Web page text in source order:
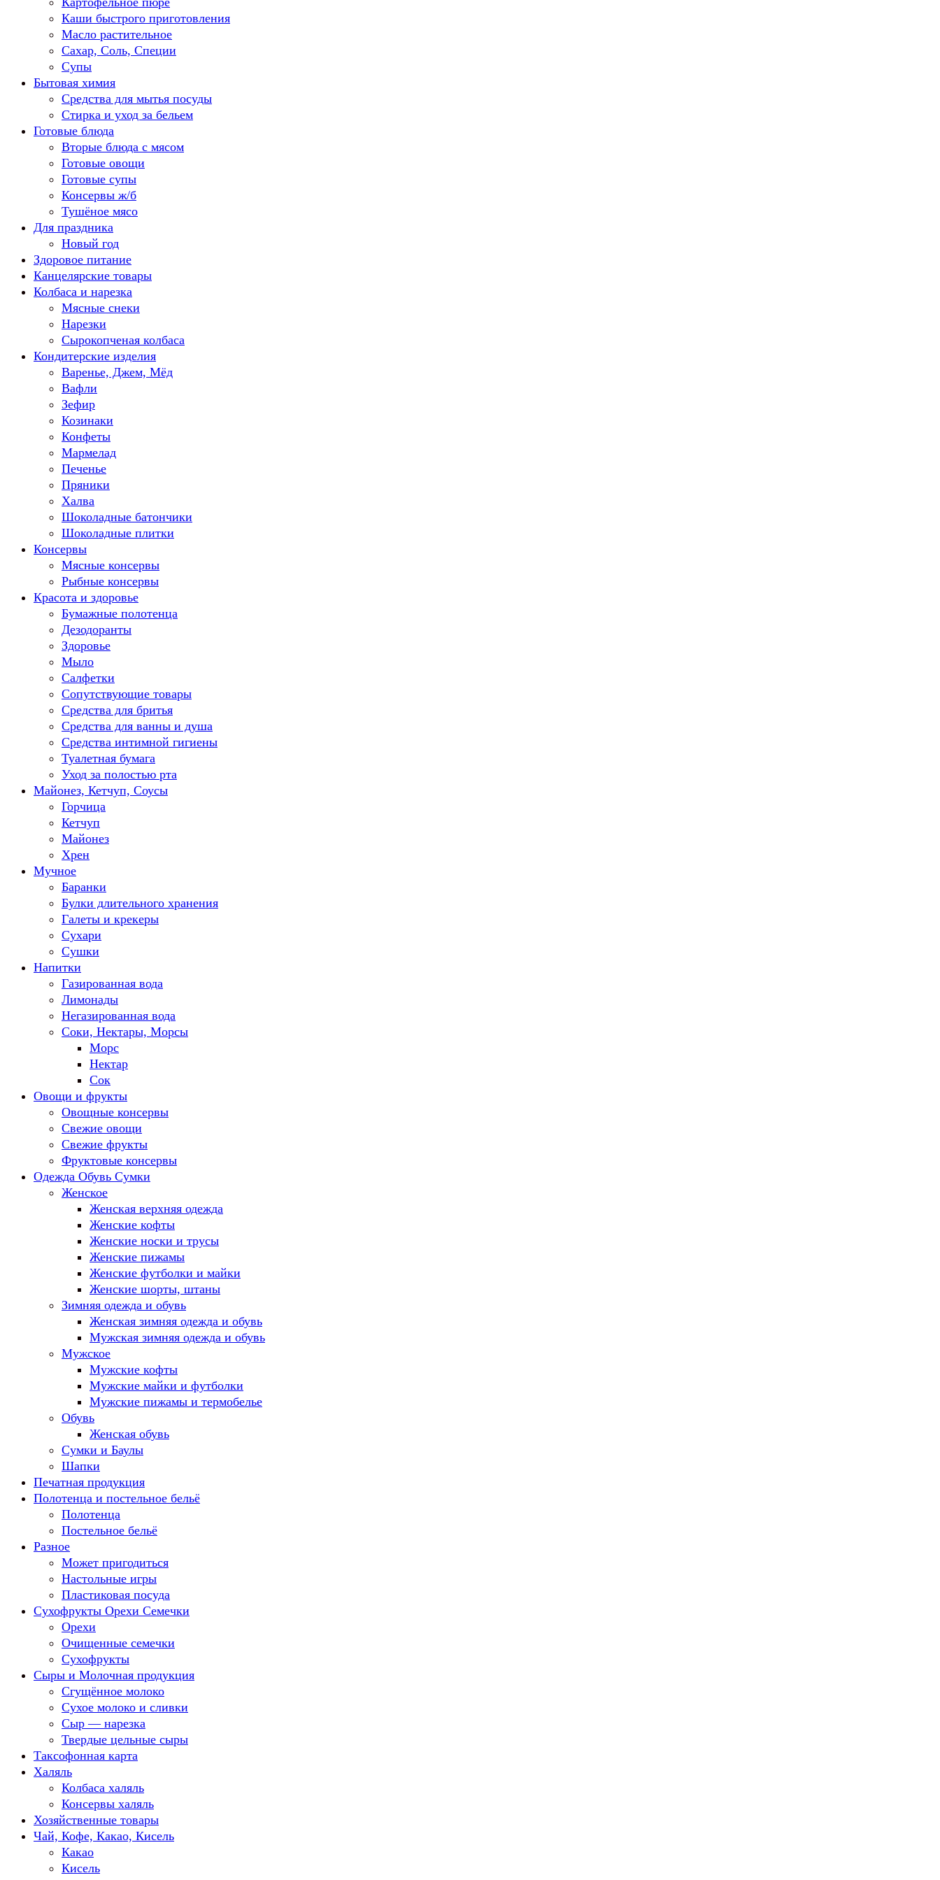
Каши быстрого приготовления
Масло растительное
Сахар, Соль, Специи
Супы
Бытовая химия
Средства для мытья посуды
Стирка и уход за бельем
Готовые блюда
Вторые блюда с мясом
Готовые овощи
Готовые супы
Консервы ж/б
Тушёное мясо
Для праздника
Новый год
Здоровое питание
Канцелярские товары
Колбаса и нарезка
Мясные снеки
Нарезки
Сырокопченая колбаса
Кондитерские изделия
Варенье, Джем, Мёд
Вафли
Зефир
Козинаки
Конфеты
Мармелад
Печенье
Пряники
Халва
Шоколадные батончики
Шоколадные плитки
Консервы
Мясные консервы
Рыбные консервы
Красота и здоровье
Бумажные полотенца
Дезодоранты
Здоровье
Мыло
Салфетки
Сопутствующие товары
Средства для бритья
Средства для ванны и душа
Средства интимной гигиены
Туалетная бумага
Уход за полостью рта
Майонез, Кетчуп, Соусы
Горчица
Кетчуп
Майонез
Хрен
Мучное
Баранки
Булки длительного хранения
Галеты и крекеры
Сухари
Сушки
Напитки
Газированная вода
Лимонады
Негазированная вода
Соки, Нектары, Морсы
Морс
Нектар
Сок
Овощи и фрукты
Овощные консервы
Свежие овощи
Свежие фрукты
Фруктовые консервы
Одежда Обувь Сумки
Женское
Женская верхняя одежда
Женские кофты
Женские носки и трусы
Женские пижамы
Женские футболки и майки
Женские шорты, штаны
Зимняя одежда и обувь
Женская зимняя одежда и обувь
Мужская зимняя одежда и обувь
Мужское
Мужские кофты
Мужские майки и футболки
Мужские пижамы и термобелье
Обувь
Женская обувь
Сумки и Баулы
Шапки
Печатная продукция
Полотенца и постельное бельё
Полотенца
Постельное бельё
Разное
Может пригодиться
Настольные игры
Пластиковая посуда
Сухофрукты Орехи Семечки
Орехи
Очищенные семечки
Сухофрукты
Сыры и Молочная продукция
Сгущённое молоко
Сухое молоко и сливки
Сыр — нарезка
Твердые цельные сыры
Таксофонная карта
Халяль
Колбаса халяль
Консервы халяль
Хозяйственные товары
Чай, Кофе, Какао, Кисель
Какао
Кисель